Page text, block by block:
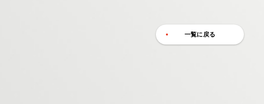
一覧に戻る